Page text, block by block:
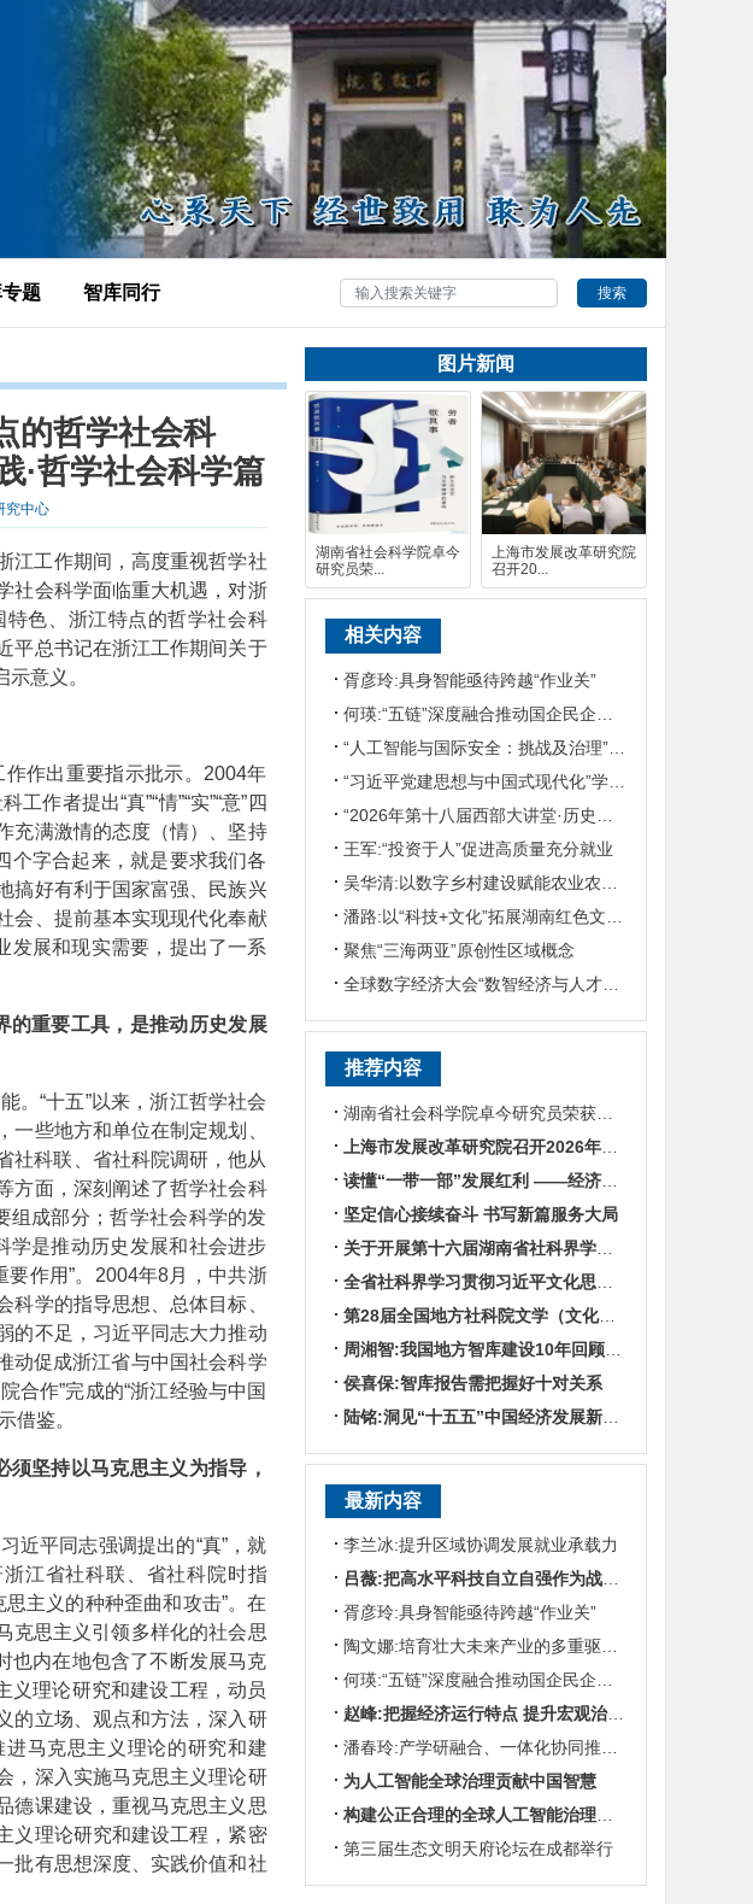
题 智库同行 搜索
的哲学社会科
·哲学社会科学篇
究中心
江工作期间，高度重视哲学社
社会科学面临重大机遇，对浙
特色、浙江特点的哲学社会科
平总书记在浙江工作期间关于
意义。
作出重要指示批示。2004年
作者提出“真”“情”“实”“意”四
充满激情的态度（情）、坚持
个字合起来，就是要求我们各
搞好有利于国家富强、民族兴
会、提前基本实现现代化奉献
发展和现实需要，提出了一系
的重要工具，是推动历史发展
“十五”以来，浙江哲学社会
些地方和单位在制定规划、
社科联、省社科院调研，他从
方面，深刻阐述了哲学社会科
组成部分；哲学社会科学的发
学是推动历史发展和社会进步
作用”。2004年8月，中共浙
学的指导思想、总体目标、
的不足，习近平同志大力推动
动促成浙江省与中国社会科学
合作”完成的“浙江经验与中国
借鉴。
坚持以马克思主义为指导，
平同志强调提出的“真”，就
江省社科联、省社科院时指
主义的种种歪曲和攻击”。在
克思主义引领多样化的社会思
也内在地包含了不断发展马克
义理论研究和建设工程，动员
的立场、观点和方法，深入研
马克思主义理论的研究和建
，深入实施马克思主义理论研
德课建设，重视马克思主义思
义理论研究和建设工程，紧密
批有思想深度、实践价值和社
图片新闻
湖南省社会科学院卓今
研究员荣...
上海市发展改革研究院
召开20...
相关内容
胥彦玲:具身智能亟待跨越“作业关”
“人工智能与国际安全：挑战及治理”国际学术研讨会在京召开
“习近平党建思想与中国式现代化”学术研讨会在华东政法大学举行
王军:“投资于人”促进高质量充分就业
聚焦“三海两亚”原创性区域概念
全球数字经济大会“数智经济与人才培养”专题论坛举行
推荐内容
湖南省社会科学院卓今研究员荣获第九届鲁迅文学奖
上海市发展改革研究院召开2026年半年度工作会议
读懂“一带一部”发展红利 ——经济学专家谈湖南区位优势
坚定信心接续奋斗 书写新篇服务大局
关于开展第十六届湖南省社科界学术年会征文活动的通知
第28届全国地方社科院文学（文化）所所长联席会暨“数智时代地方文化IP建设”学术研讨
周湘智:我国地方智库建设10年回顾与展望
侯喜保:智库报告需把握好十对关系
陆铭:洞见“十五五”中国经济发展新趋势——对话上海交通大学中国发展研究院执行院长陆铭
最新内容
李兰冰:提升区域协调发展就业承载力
吕薇:把高水平科技自立自强作为战略支撑
胥彦玲:具身智能亟待跨越“作业关”
陶文娜:培育壮大未来产业的多重驱动机制
何瑛:“五链”深度融合推动国企民企协同发展
赵峰:把握经济运行特点 提升宏观治理效能
潘春玲:产学研融合、一体化协同推动农业科技创新
为人工智能全球治理贡献中国智慧
构建公正合理的全球人工智能治理体系
第三届生态文明天府论坛在成都举行